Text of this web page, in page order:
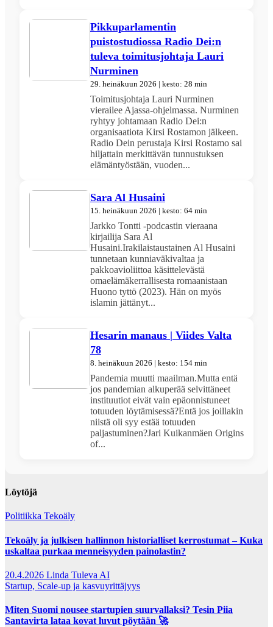
Pikkuparlamentin
puistostudiossa Radio Dei:n
tuleva toimitusjohtaja Lauri
Nurminen
29. heinäkuun 2026 | kesto: 28 min
Toimitusjohtaja Lauri Nurminen
vierailee Ajassa-ohjelmassa. Nurminen
ryhtyy johtamaan Radio Dei:n
organisaatiota Kirsi Rostamon jälkeen.
Radio Dein perustaja Kirsi Rostamo sai
hiljattain merkittävän tunnustuksen
elämäntyöstään, vuoden...
Sara Al Husaini
15. heinäkuun 2026 | kesto: 64 min
Jarkko Tontti -podcastin vieraana
kirjailija Sara Al
Husaini.Irakilaistaustainen Al Husaini
tunnetaan kunniaväkivaltaa ja
pakkoavioliittoa käsittelevästä
omaelämäkerrallisesta romaanistaan
Huono tyttö (2023). Hän on myös
islamin jättänyt...
Hesarin manaus | Viides Valta
78
8. heinäkuun 2026 | kesto: 154 min
Pandemia muutti maailman.Mutta entä
jos pandemian alkuperää selvittäneet
instituutiot eivät vain epäonnistuneet
totuuden löytämisessä?Entä jos joillakin
niistä oli syy estää totuuden
paljastuminen?Jari Kuikanmäen Origins
of...
Löytöjä
Politiikka Tekoäly
Tekoäly ja julkisen hallinnon historialliset kerrostumat – Kuka
uskaltaa purkaa menneisyyden painolastin?
20.4.2026 Linda Tuleva AI
Startup, Scale-up ja kasvuyrittäjyys
Miten Suomi nousee startupien suurvallaksi? Tesin Piia
Santavirta lataa kovat luvut pöytään 🚀